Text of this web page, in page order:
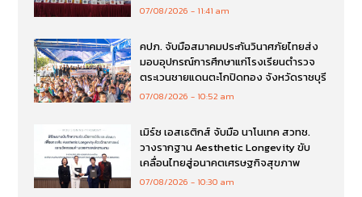
07/08/2026 11:41 am
คปภ. จับมือสมาคมประกันวินาศภัยไทยส่ง
มอบอุปกรณ์การศึกษาแก่โรงเรียนตำรวจ
ตระเวนชายแดนตะโกปิดทอง จังหวัดราชบุรี
07/08/2026 10:52 am
เมิร์ซ เอสเธติกส์ จับมือ นาโนเทค สวทช.
วางรากฐาน Aesthetic Longevity ขับ
เคลื่อนไทยสู่อนาคตเศรษฐกิจสุขภาพ
07/08/2026 10:30 am